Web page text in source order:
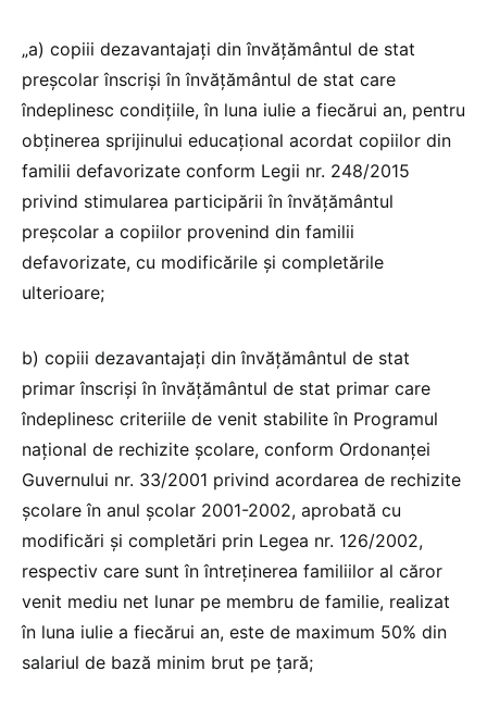
„a) copiii dezavantajaţi din învăţământul de stat
preşcolar înscrişi în învăţământul de stat care
îndeplinesc condiţiile, în luna iulie a fiecărui an, pentru
obţinerea sprijinului educaţional acordat copiilor din
familii defavorizate conform Legii nr. 248/2015
privind stimularea participării în învăţământul
preşcolar a copiilor provenind din familii
defavorizate, cu modificările şi completările
ulterioare;
b) copiii dezavantajaţi din învăţământul de stat
primar înscrişi în învăţământul de stat primar care
îndeplinesc criteriile de venit stabilite în Programul
naţional de rechizite şcolare, conform Ordonanţei
Guvernului nr. 33/2001 privind acordarea de rechizite
şcolare în anul şcolar 2001-2002, aprobată cu
modificări şi completări prin Legea nr. 126/2002,
respectiv care sunt în întreţinerea familiilor al căror
venit mediu net lunar pe membru de familie, realizat
în luna iulie a fiecărui an, este de maximum 50% din
salariul de bază minim brut pe ţară;